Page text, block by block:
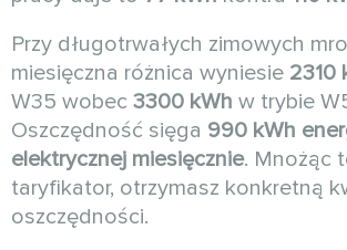
Przy długotrwałych zimowych
miesięczna różnica wyniesie 2310
W35 wobec 3300 kWh w trybie
Oszczędność sięga 990 kWh
elektrycznej miesięcznie. Mnożąc
taryfikator, otrzymasz konkretną
oszczędności.